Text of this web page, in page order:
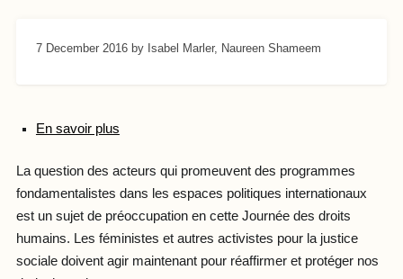
7 December 2016 by Isabel Marler, Naureen Shameem
En savoir plus
La question des acteurs qui promeuvent des programmes
fondamentalistes dans les espaces politiques internationaux
est un sujet de préoccupation en cette Journée des droits
humains. Les féministes et autres activistes pour la justice
sociale doivent agir maintenant pour réaffirmer et protéger nos